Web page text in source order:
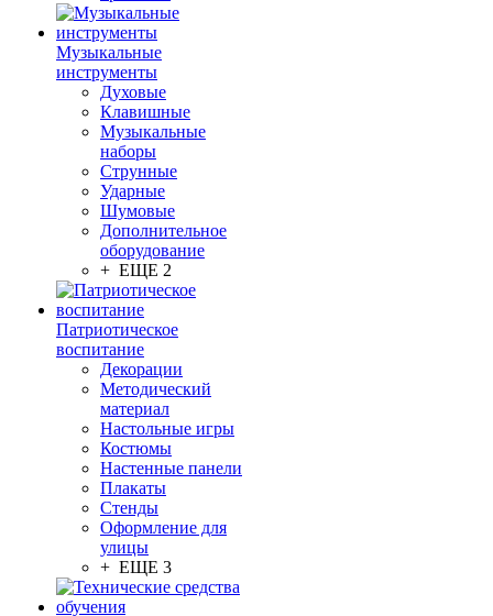
Музыкальные
инструменты
Духовые
Клавишные
Музыкальные
наборы
Струнные
Ударные
Шумовые
Дополнительное
оборудование
+ ЕЩЕ 2
Патриотическое
воспитание
Декорации
Методический
материал
Настольные игры
Костюмы
Настенные панели
Плакаты
Стенды
Оформление для
улицы
+ ЕЩЕ 3